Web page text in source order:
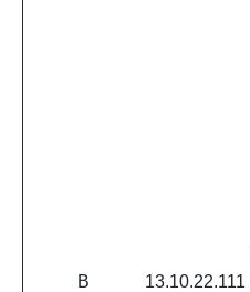
В 13.10.22.111